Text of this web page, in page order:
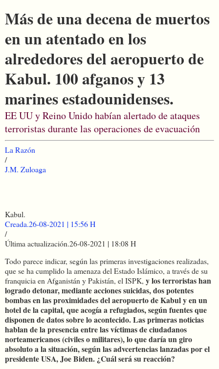
Más de una decena de muertos
en un atentado en los
alrededores del aeropuerto de
Kabul. 100 afganos y 13
marines estadounidenses.
EE UU y Reino Unido habían alertado de ataques
terroristas durante las operaciones de evacuación
La Razón
/
J.M. Zuloaga
Kabul.
Creada.26-08-2021 | 15:56 H
/
Última actualización.26-08-2021 | 18:08 H
Todo parece indicar, según las primeras investigaciones realizadas,
que se ha cumplido la amenaza del Estado Islámico, a través de su
franquicia en Afganistán y Pakistán, el ISPK, y los terroristas han
logrado detonar, mediante acciones suicidas, dos potentes
bombas en las proximidades del aeropuerto de Kabul y en un
hotel de la capital, que acogía a refugiados, según fuentes que
disponen de datos sobre lo acontecido. Las primeras noticias
hablan de la presencia entre las víctimas de ciudadanos
norteamericanos (civiles o militares), lo que daría un giro
absoluto a la situación, según las advcertencias lanzadas por el
presidente USA, Joe Biden. ¿Cuál será su reacción?